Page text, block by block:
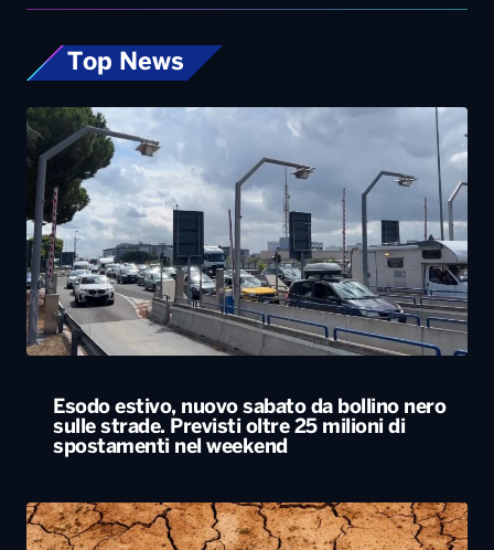
Top News
Esodo estivo, nuovo sabato da bollino nero
sulle strade. Previsti oltre 25 milioni di
spostamenti nel weekend